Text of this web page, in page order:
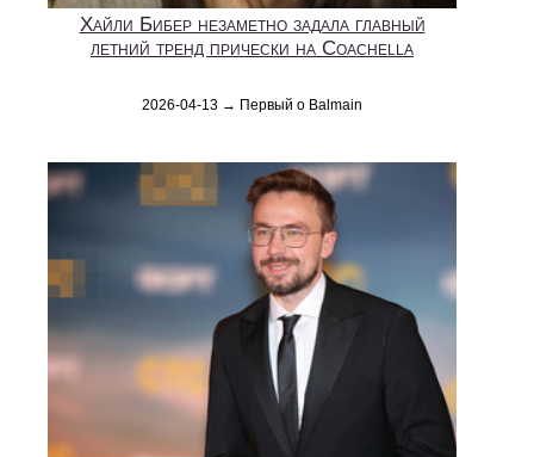
Хайли Бибер незаметно задала главный
летний тренд прически на Coachella
2026-04-13 → Первый о Balmain